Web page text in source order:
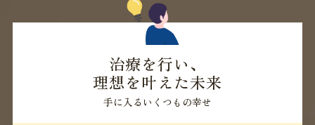
治療を行い、
理想を叶えた未来
手に入るいくつもの幸せ